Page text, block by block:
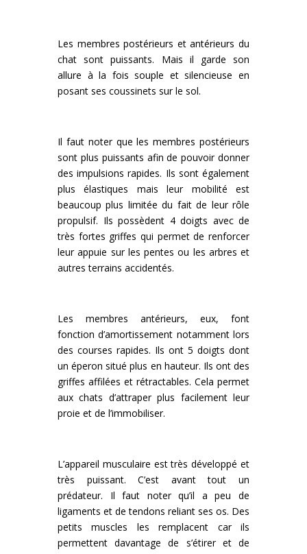
Les membres postérieurs et antérieurs du
chat sont puissants. Mais il garde son
allure à la fois souple et silencieuse en
posant ses coussinets sur le sol.
Il faut noter que les membres postérieurs
sont plus puissants afin de pouvoir donner
des impulsions rapides. Ils sont également
plus élastiques mais leur mobilité est
beaucoup plus limitée du fait de leur rôle
propulsif. Ils possèdent 4 doigts avec de
très fortes griffes qui permet de renforcer
leur appuie sur les pentes ou les arbres et
autres terrains accidentés.
Les membres antérieurs, eux, font
fonction d’amortissement notamment lors
des courses rapides. Ils ont 5 doigts dont
un éperon situé plus en hauteur. Ils ont des
griffes affilées et rétractables. Cela permet
aux chats d’attraper plus facilement leur
proie et de l’immobiliser.
L’appareil musculaire est très développé et
très puissant. C’est avant tout un
prédateur. Il faut noter qu’il a peu de
ligaments et de tendons reliant ses os. Des
petits muscles les remplacent car ils
permettent davantage de s’étirer et de